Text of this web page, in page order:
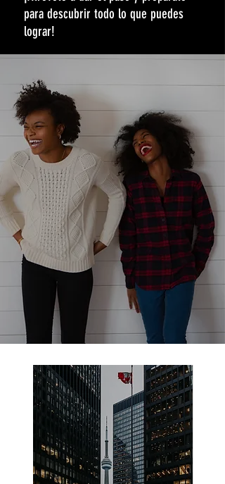
para descubrir todo lo que puedes
lograr!